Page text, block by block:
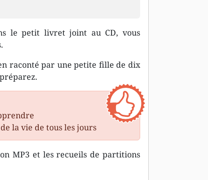
le petit livret joint au CD, vous
raconté par une petite fille de dix
la vie de tous les jours
MP3 et les recueils de partitions